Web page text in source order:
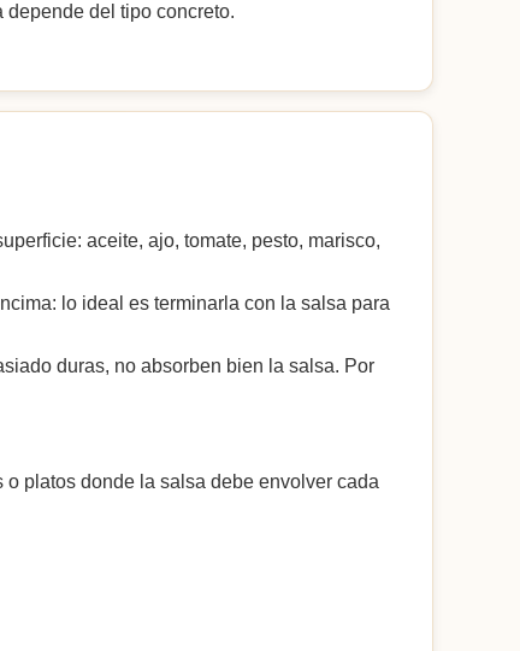
depende del tipo concreto.
aceite, ajo, tomate, pesto, marisco,
lo ideal es terminarla con la salsa para
duras, no absorben bien la salsa. Por
platos donde la salsa debe envolver cada